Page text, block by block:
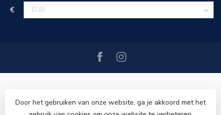
€
Door het gebruiken van onze website, ga je akkoord met het